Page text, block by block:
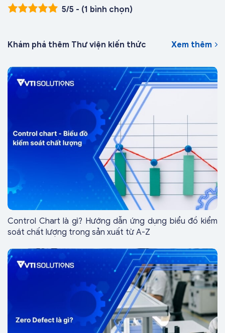
5/5 - (1 bình chọn)
Khám phá thêm Thư viện kiến thức Xem thêm
Control Chart là gì? Hướng dẫn ứng dụng biểu đồ kiểm
soát chất lượng trong sản xuất từ A-Z